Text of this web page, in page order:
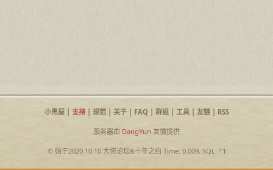
小黑屋| 支持| 规范| 关于| FAQ| 群组| 工具| 友链| RSS
服务器由 DangYun 友情提供
© 始于2020.10.10 大佬论坛&十年之约Time: 0.009, SQL: 11